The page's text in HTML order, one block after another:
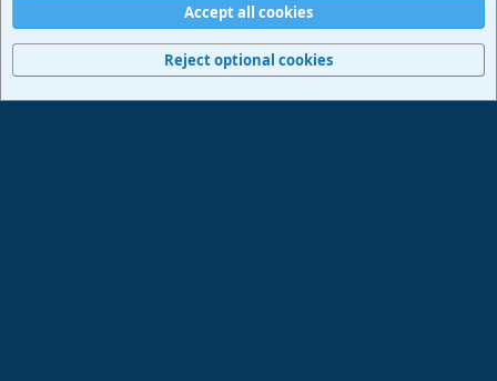
Terms and rules Privacy policy
Home
R
Community platform by XenForo® © 2010-2024 XenForo Ltd.
Accept all cookies
Reject optional cookies